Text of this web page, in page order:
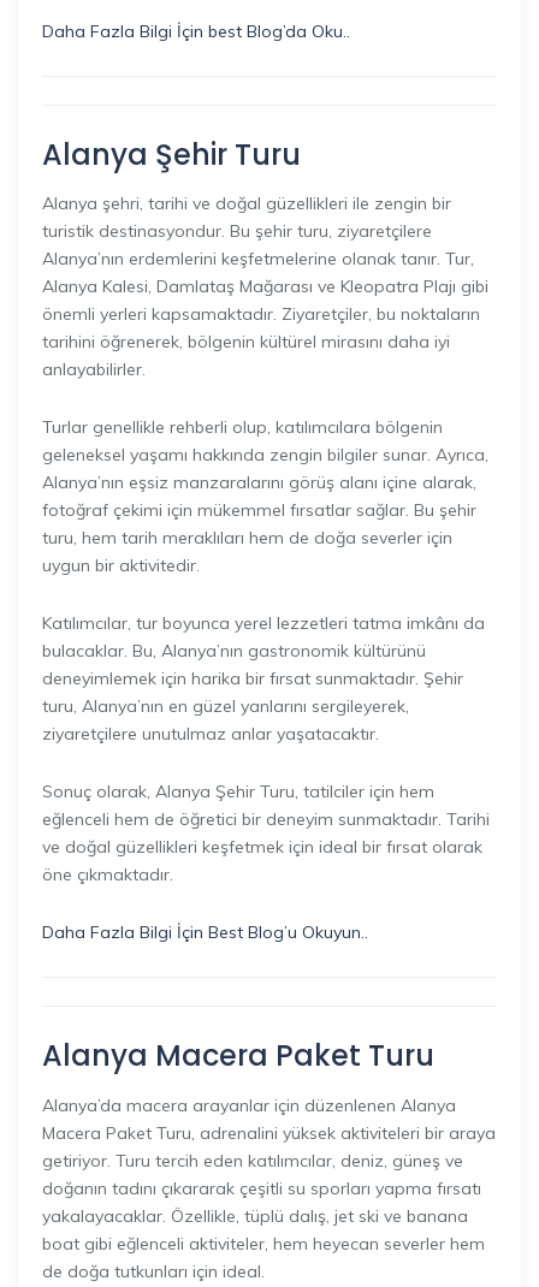
Daha Fazla Bilgi İçin best Blog’da Oku..
Alanya Şehir Turu
Alanya şehri, tarihi ve doğal güzellikleri ile zengin bir
turistik destinasyondur. Bu şehir turu, ziyaretçilere
Alanya’nın erdemlerini keşfetmelerine olanak tanır. Tur,
Alanya Kalesi, Damlataş Mağarası ve Kleopatra Plajı gibi
önemli yerleri kapsamaktadır. Ziyaretçiler, bu noktaların
tarihini öğrenerek, bölgenin kültürel mirasını daha iyi
anlayabilirler.
Turlar genellikle rehberli olup, katılımcılara bölgenin
geleneksel yaşamı hakkında zengin bilgiler sunar. Ayrıca,
Alanya’nın eşsiz manzaralarını görüş alanı içine alarak,
fotoğraf çekimi için mükemmel fırsatlar sağlar. Bu şehir
turu, hem tarih meraklıları hem de doğa severler için
uygun bir aktivitedir.
Katılımcılar, tur boyunca yerel lezzetleri tatma imkânı da
bulacaklar. Bu, Alanya’nın gastronomik kültürünü
deneyimlemek için harika bir fırsat sunmaktadır. Şehir
turu, Alanya’nın en güzel yanlarını sergileyerek,
ziyaretçilere unutulmaz anlar yaşatacaktır.
Sonuç olarak, Alanya Şehir Turu, tatilciler için hem
eğlenceli hem de öğretici bir deneyim sunmaktadır. Tarihi
ve doğal güzellikleri keşfetmek için ideal bir fırsat olarak
öne çıkmaktadır.
Daha Fazla Bilgi İçin Best Blog’u Okuyun..
Alanya Macera Paket Turu
Alanya’da macera arayanlar için düzenlenen Alanya
Macera Paket Turu, adrenalini yüksek aktiviteleri bir araya
getiriyor. Turu tercih eden katılımcılar, deniz, güneş ve
doğanın tadını çıkararak çeşitli su sporları yapma fırsatı
yakalayacaklar. Özellikle, tüplü dalış, jet ski ve banana
boat gibi eğlenceli aktiviteler, hem heyecan severler hem
de doğa tutkunları için ideal.